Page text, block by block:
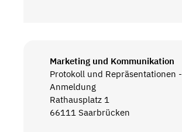
Marketing und Kommunikation
Protokoll und Repräsentationen -
Anmeldung
Rathausplatz 1
66111 Saarbrücken